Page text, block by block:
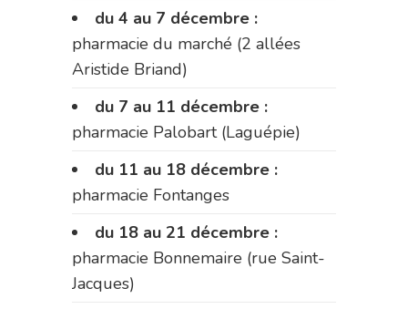
du 4 au 7 décembre :
pharmacie du marché (2 allées
Aristide Briand)
du 7 au 11 décembre :
pharmacie Palobart (Laguépie)
du 11 au 18 décembre :
pharmacie Fontanges
du 18 au 21 décembre :
pharmacie Bonnemaire (rue Saint-
Jacques)